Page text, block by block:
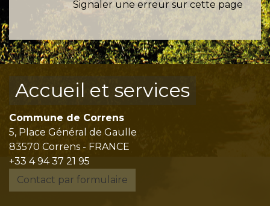
Signaler une erreur sur cette page
Accueil et services
Commune de Correns
5, Place Général de Gaulle
83570 Correns - FRANCE
+33 4 94 37 21 95
Contact par formulaire